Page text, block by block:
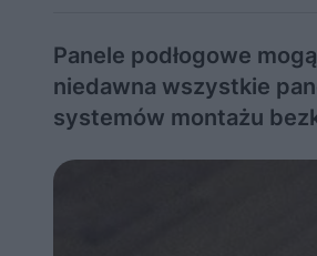
Panele podłogowe
niedawna wszystkie
systemów montażu